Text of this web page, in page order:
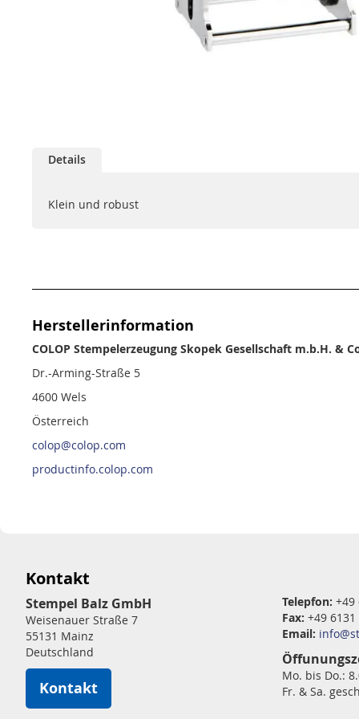
Details
Klein und robust
Herstellerinformation
COLOP Stempelerzeugung Skopek Gesellschaft m.b.H. &
Dr.-Arming-Straße 5
4600 Wels
Österreich
colop@colop.com
productinfo.colop.com
Kontakt
Stempel Balz GmbH
Weisenauer Straße 7
55131 Mainz
Deutschland
Kontakt
Telepfon: +49
Fax: +49
Email:
Mo. bis Do.:
Fr. & Sa.